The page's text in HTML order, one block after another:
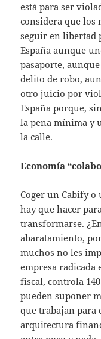
está para ser
considera que los
seguir en libertad
España aunque
pasaporte,
delito de robo,
otro juicio por
España porque,
la pena mínima y
la calle.
Economía
Coger un Cabify
hay que hacer
transformarse.
abaratamiento,
muchos no les
empresa radicada
fiscal, controla
pueden suponer
que trabajan para
arquitectura